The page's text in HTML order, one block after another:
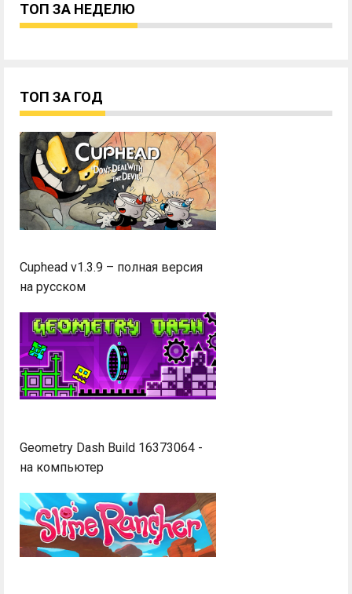
ТОП ЗА НЕДЕЛЮ
ТОП ЗА ГОД
Cuphead v1.3.9 – полная версия
на русском
Geometry Dash Build 16373064 -
на компьютер